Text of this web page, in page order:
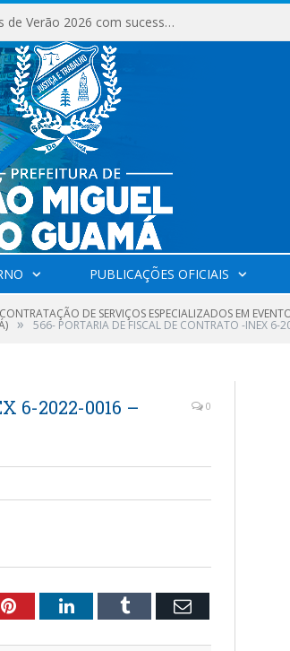
São Miguel do Guamá encerra os Jogos de Verão 2026 com sucesso de público e competições.
PUBLICAÇÕES OFICIAIS
DE SERVIÇOS ESPECIALIZADOS EM
» 566- PORTARIA DE FISCAL DE CONTRATO -INEX 6-
6-2022-0016 –
0
PinterestLinkedInTumblr Email